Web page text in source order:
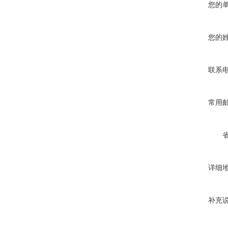
您的
您的
联系
常用
详细
补充